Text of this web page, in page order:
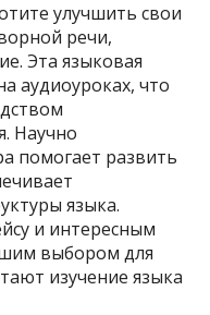
улучшить свои
речи,
Эта языковая
аудиоуроках, что
Научно
помогает развить
языка.
и интересным
выбором для
изучение языка